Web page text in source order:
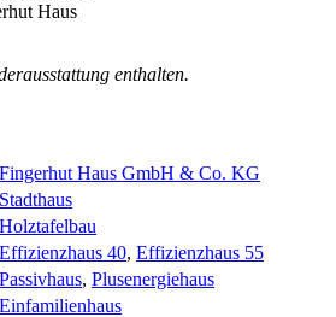
Haus
enthalten.
Fingerhut Haus GmbH & Co. KG
Stadthaus
Holztafelbau
Effizienzhaus 40, Effizienzhaus 55
Passivhaus, Plusenergiehaus
Einfamilienhaus